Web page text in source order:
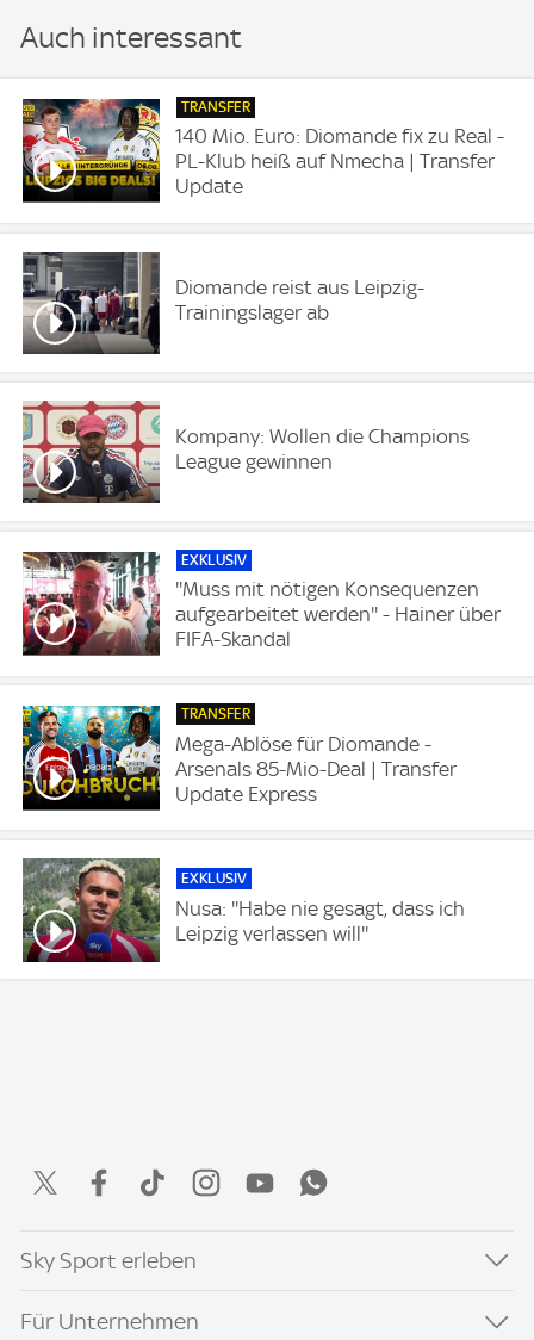
Auch interessant
TRANSFER
140 Mio. Euro: Diomande fix zu Real -
PL-Klub heiß auf Nmecha | Transfer
Update
Diomande reist aus Leipzig-
Trainingslager ab
Kompany: Wollen die Champions
League gewinnen
EXKLUSIV
''Muss mit nötigen Konsequenzen
aufgearbeitet werden'' - Hainer über
FIFA-Skandal
TRANSFER
Mega-Ablöse für Diomande -
Arsenals 85-Mio-Deal | Transfer
Update Express
EXKLUSIV
Nusa: ''Habe nie gesagt, dass ich
Leipzig verlassen will''
Sky Sport erleben
Für Unternehmen